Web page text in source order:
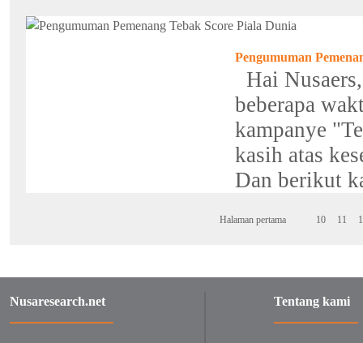
Pengumuman
Hai
beberapa
kampanye
kasih atas
Dan berikut
Halaman pertama 10 11
Nusaresearch.net Tentang kami